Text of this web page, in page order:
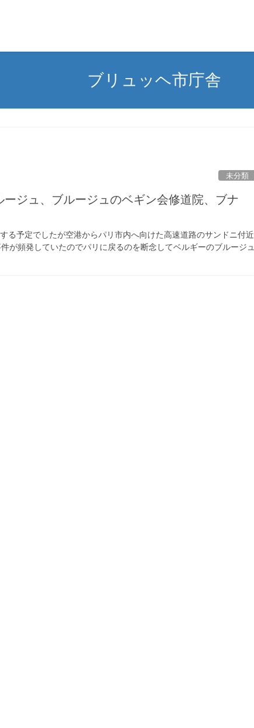
ブリュッヘ市庁舎
未分類
ジュ、ブルージュのベギン会修道院、ブナ
る予定でしたが空港からパリ市内へ向けた高速道路のサンドニ付近
が頻発していたのでパリに戻るのを断念してベルギーのブルージュ